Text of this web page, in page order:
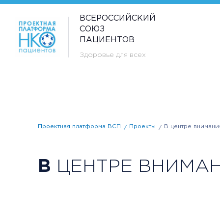
ВСЕРОССИЙСКИЙ
СОЮЗ
ПАЦИЕНТОВ
Здоровье для всех
Проектная платформа ВСП Проекты В центре
В ЦЕНТРЕ